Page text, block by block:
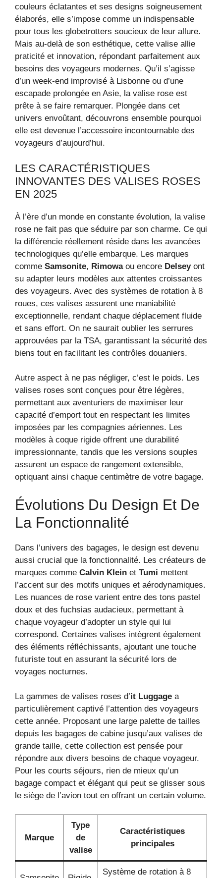
couleurs éclatantes et ses designs soigneusement
élaborés, elle s’impose comme un indispensable
pour tous les globetrotters soucieux de leur allure.
Mais au-delà de son esthétique, cette valise allie
praticité et innovation, répondant parfaitement aux
besoins des voyageurs modernes. Qu’il s’agisse
d’un week-end improvisé à Lisbonne ou d’une
escapade prolongée en Asie, la valise rose est
prête à se faire remarquer. Plongée dans cet
univers envoûtant, découvrons ensemble pourquoi
elle est devenue l’accessoire incontournable des
voyageurs d’aujourd’hui.
LES CARACTÉRISTIQUES
INNOVANTES DES VALISES ROSES
EN 2025
À l’ère d’un monde en constante évolution, la valise
rose ne fait pas que séduire par son charme. Ce qui
la différencie réellement réside dans les avancées
technologiques qu’elle embarque. Les marques
comme Samsonite, Rimowaou encore Delseyont
su adapter leurs modèles aux attentes croissantes
des voyageurs. Avec des systèmes de rotation à 8
roues, ces valises assurent une maniabilité
exceptionnelle, rendant chaque déplacement fluide
et sans effort. On ne saurait oublier les serrures
approuvées par la TSA, garantissant la sécurité des
biens tout en facilitant les contrôles douaniers.
Autre aspect à ne pas négliger, c’est le poids. Les
valises roses sont conçues pour être légères,
permettant aux aventuriers de maximiser leur
capacité d’emport tout en respectant les limites
imposées par les compagnies aériennes. Les
modèles à coque rigide offrent une durabilité
impressionnante, tandis que les versions souples
assurent un espace de rangement extensible,
optiquant ainsi chaque centimètre de votre bagage.
Évolutions Du Design Et De
La Fonctionnalité
Dans l’univers des bagages, le design est devenu
aussi crucial que la fonctionnalité. Les créateurs de
marques comme Calvin Klein et Tumi mettent
l’accent sur des motifs uniques et aérodynamiques.
Les nuances de rose varient entre des tons pastel
doux et des fuchsias audacieux, permettant à
chaque voyageur d’adopter un style qui lui
correspond. Certaines valises intègrent également
des éléments réfléchissants, ajoutant une touche
futuriste tout en assurant la sécurité lors de
voyages nocturnes.
La gammes de valises roses d’it Luggage a
particulièrement captivé l’attention des voyageurs
cette année. Proposant une large palette de tailles
depuis les bagages de cabine jusqu’aux valises de
grande taille, cette collection est pensée pour
répondre aux divers besoins de chaque voyageur.
Pour les courts séjours, rien de mieux qu’un
bagage compact et élégant qui peut se glisser sous
le siège de l’avion tout en offrant un certain volume.
Marque
Type
de
valise
Caractéristiques
principales
Système de rotation à 8